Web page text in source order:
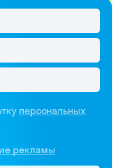
персональных
рекламы